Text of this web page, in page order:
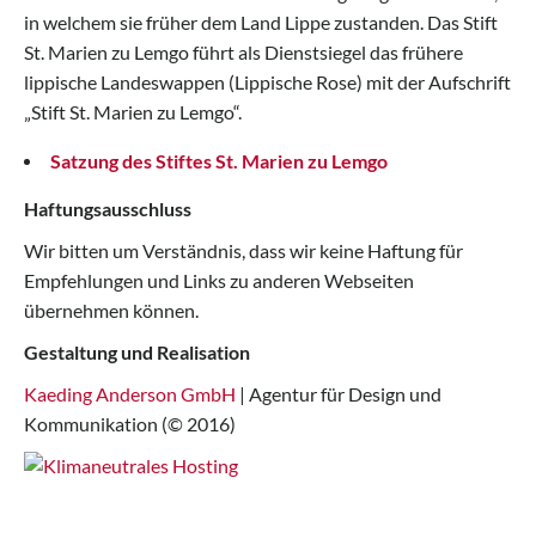
in welchem sie früher dem Land Lippe zustanden. Das Stift
St. Marien zu Lemgo führt als Dienstsiegel das frühere
lippische Landeswappen (Lippische Rose) mit der Aufschrift
„Stift St. Marien zu Lemgo“.
Satzung des Stiftes St. Marien zu Lemgo
Haftungsausschluss
Wir bitten um Verständnis, dass wir keine Haftung für
Empfehlungen und Links zu anderen Webseiten
übernehmen können.
Gestaltung und Realisation
Kaeding Anderson GmbH | Agentur für Design und
Kommunikation (© 2016)